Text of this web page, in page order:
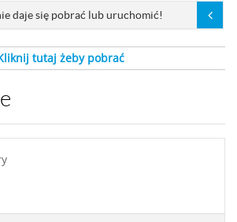
daje się pobrać lub uruchomić!
tutaj żeby pobrać